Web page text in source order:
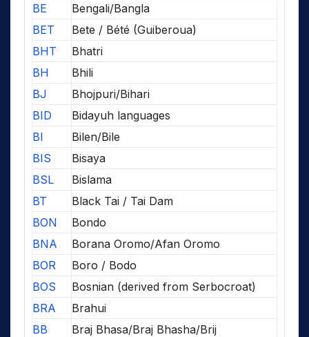
BE
Bengali/Bangla
BET
Bete / Bété (Guiberoua)
BHT
Bhatri
BH
Bhili
BJ
Bhojpuri/Bihari
BID
Bidayuh languages
BI
Bilen/Bile
BIS
Bisaya
BSL
Bislama
BT
Black Tai / Tai Dam
BON
Bondo
BNA
Borana Oromo/Afan Oromo
BOR
Boro / Bodo
BOS
Bosnian (derived from Serbocroat)
BRA
Brahui
BB
Braj Bhasa/Braj Bhasha/Brij